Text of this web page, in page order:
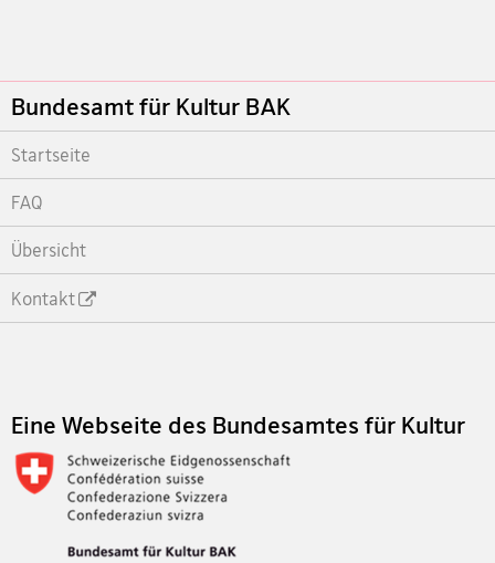
Footer
Bundesamt für Kultur BAK
Startseite
FAQ
Übersicht
Kontakt
Eine Webseite des Bundesamtes für Kultur